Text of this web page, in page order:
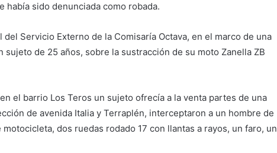
sido denunciada como robada.
Servicio Externo de la Comisaría Octava, en el marco de una
de 25 años, sobre la sustracción de su moto Zanella ZB
el barrio Los Teros un sujeto ofrecía a la venta partes de una
de avenida Italia y Terraplén, interceptaron a un hombre de
dos ruedas rodado 17 con llantas a rayos, un faro, un